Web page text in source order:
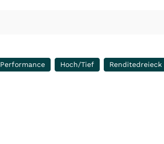
Performance Hoch/Tief Renditedreieck